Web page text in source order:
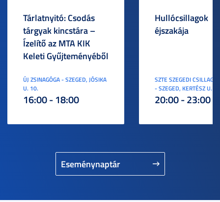
Eseménynaptár
Tárlatnyitó: Csodás
tárgyak kincstára –
Ízelítő az MTA KIK
Keleti Gyűjteményéből
ÚJ ZSINAGÓGA - SZEGED, JÓSIKA
U. 10.
16:00 - 18:00
Hullócsillagok
éjszakája
SZTE SZEGEDI
- SZEGED, KERTÉSZ U. 3.
20:00 - 23:00